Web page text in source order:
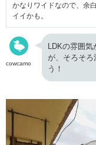
かなりワイドなので、余
イイかも。
cowcamo
LDKの雰囲
が、そろそろ
う！